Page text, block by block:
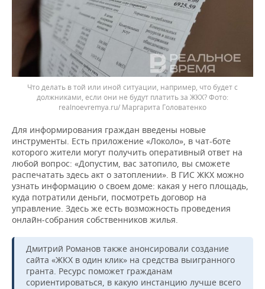
Что делать в той или иной ситуации, например, что будет с
должниками, если они не будут платить за ЖКХ?
realnoevremya.ru/ Маргарита Головатенко
Для информирования граждан введены новые
инструменты. Есть приложение «Локоло», в чат-боте
которого жители могут получить оперативный ответ на
любой вопрос: «Допустим, вас затопило, вы сможете
распечатать здесь акт о затоплении». В ГИС ЖКХ можно
узнать информацию о своем доме: какая у него площадь,
куда потратили деньги, посмотреть договор на
управление. Здесь же есть возможность проведения
онлайн-собрания собственников жилья.
Дмитрий Романов также анонсировали создание
сайта «ЖКХ в один клик» на средства выигранного
гранта. Ресурс поможет гражданам
сориентироваться, в какую инстанцию лучше всего